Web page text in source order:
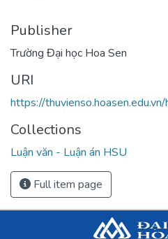
Publisher
Trường Đại học Hoa Sen
URI
https://
Collections
Luận văn - Luận án HSU
Full item page